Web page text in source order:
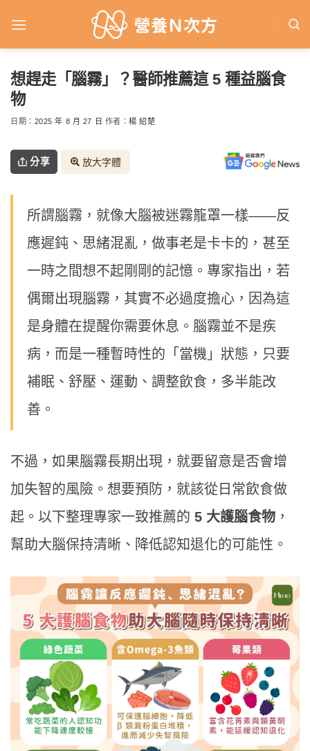
想趕走「腦霧」？醫師推薦這 5 種益腦食
物
日期： 2025 年 8 月 27 日 作者：楊 紹楚
分享 放大字體
所謂腦霧，就像大腦被迷霧籠罩一樣——反
應遲鈍、思緒混亂，做事老是卡卡的，甚至
一時之間想不起剛剛的記憶。專家指出，若
偶爾出現腦霧，其實不必過度擔心，因為這
是身體在提醒你需要休息。腦霧並不是疾
病，而是一種暫時性的「當機」狀態，只要
補眠、舒壓、運動、調整飲食，多半能改
善。
不過，如果腦霧長期出現，就要留意是否會增
加失智的風險。想要預防，就該從日常飲食做
起。以下整理專家一致推薦的 5 大護腦食物 ，
幫助大腦保持清晰、降低認知退化的可能性。